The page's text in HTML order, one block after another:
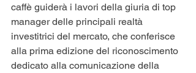
caffè guiderà i lavori della giuria di top
manager delle principali realtà
investitrici del mercato, che conferisce
alla prima edizione del riconoscimento
dedicato alla comunicazione della